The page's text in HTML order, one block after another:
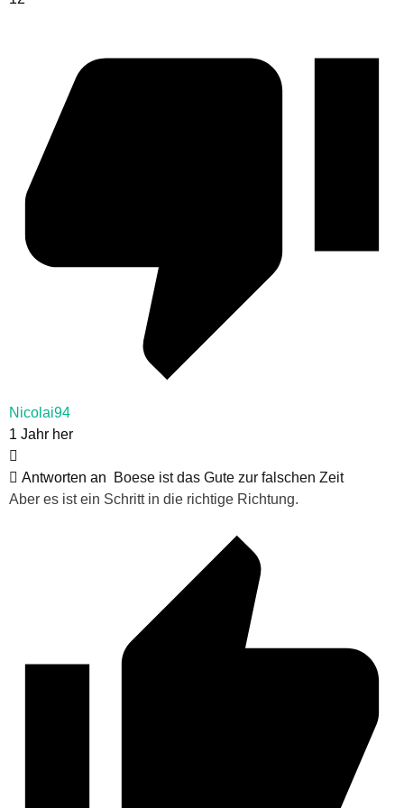
Nicolai94
1 Jahr her
Antworten an
Boese ist das Gute zur falschen Zeit
Aber es ist ein Schritt in die richtige Richtung.